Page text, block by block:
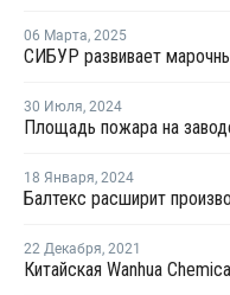
06 Марта, 2025
30 Июля, 2024
18 Января, 2024
Балтекс расширит
22 Декабря, 2021